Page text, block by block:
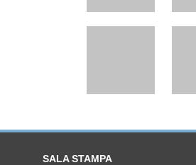
SALA STAMPA